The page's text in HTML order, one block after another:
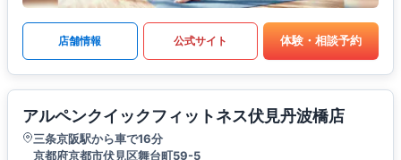
店舗情報 公式サイト 体験・相談予約
アルペンクイックフィットネス伏見丹波橋店
三条京阪駅から車で16分
京都府京都市伏見区舞台町59-5